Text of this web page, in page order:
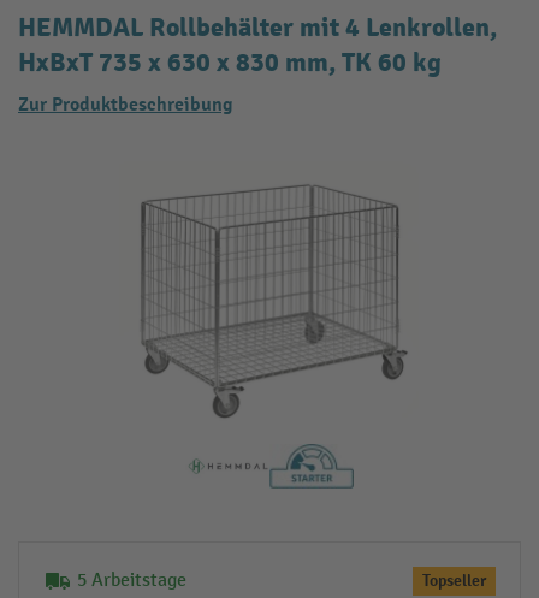
HEMMDAL Rollbehälter mit 4 Lenkrollen,
HxBxT 735 x 630 x 830 mm, TK 60 kg
Zur Produktbeschreibung
5 Arbeitstage Topseller